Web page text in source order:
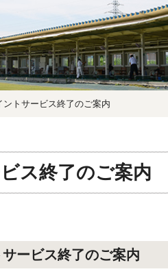
ントサービス終了のご案内
ス終了のご案内
ービス終了のご案内